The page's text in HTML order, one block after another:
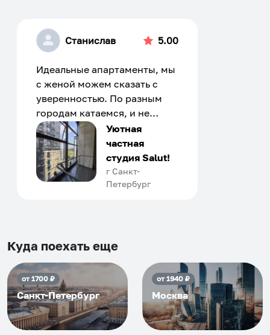
Станислав 5.00
Идеальные апартаменты, мы
с женой можем сказать с
уверенностью. По разным
городам катаемся, и не
только в России. Сервис на
отличном уровне. Хозяин
апартаментов доброй души
человек, всегда можно
договориться, подскажет
приезжать еще...
Уютная
частная
студия Salut!
г Санкт-
Петербург
Куда поехать еще
от1700₽
Санкт-Петербург
от1940₽
Москва